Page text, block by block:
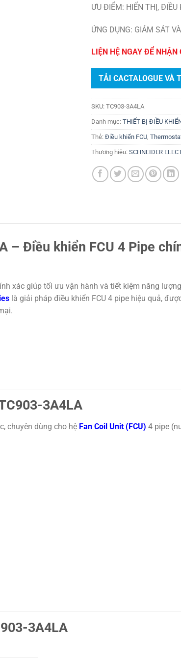
ƯU ĐIỂM: HIỂN THỊ, ĐIỀU
ỨNG DỤNG: GIÁM SÁT
LIỆN HỆ NGAY ĐỂ
TẢI CACTALOGUE VÀ
SKU: TC903-3A4LA
Danh mục: THIẾT BỊ ĐIỀU
Thẻ: Điều khiển FCU
Thương hiệu: SCHNEIDER
– Điều khiển FCU 4 Pipe
xác giúp tối ưu vận hành và tiết kiệm năng
là giải pháp điều khiển FCU 4 pipe hiệu quả,
3A4LA
, chuyên dùng cho hệ Fan Coil Unit (FCU) 4 pipe
3A4LA